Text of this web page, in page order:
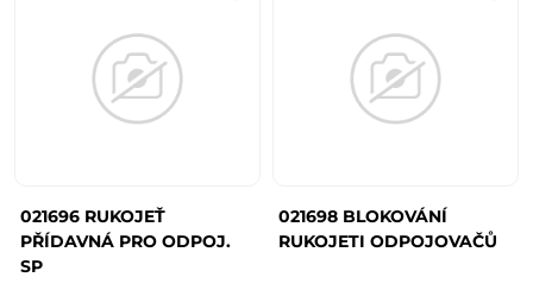
021696 RUKOJEŤ
PŘÍDAVNÁ PRO ODPOJ.
SP
021698 BLOKOVÁNÍ
RUKOJETI ODPOJOVAČŮ